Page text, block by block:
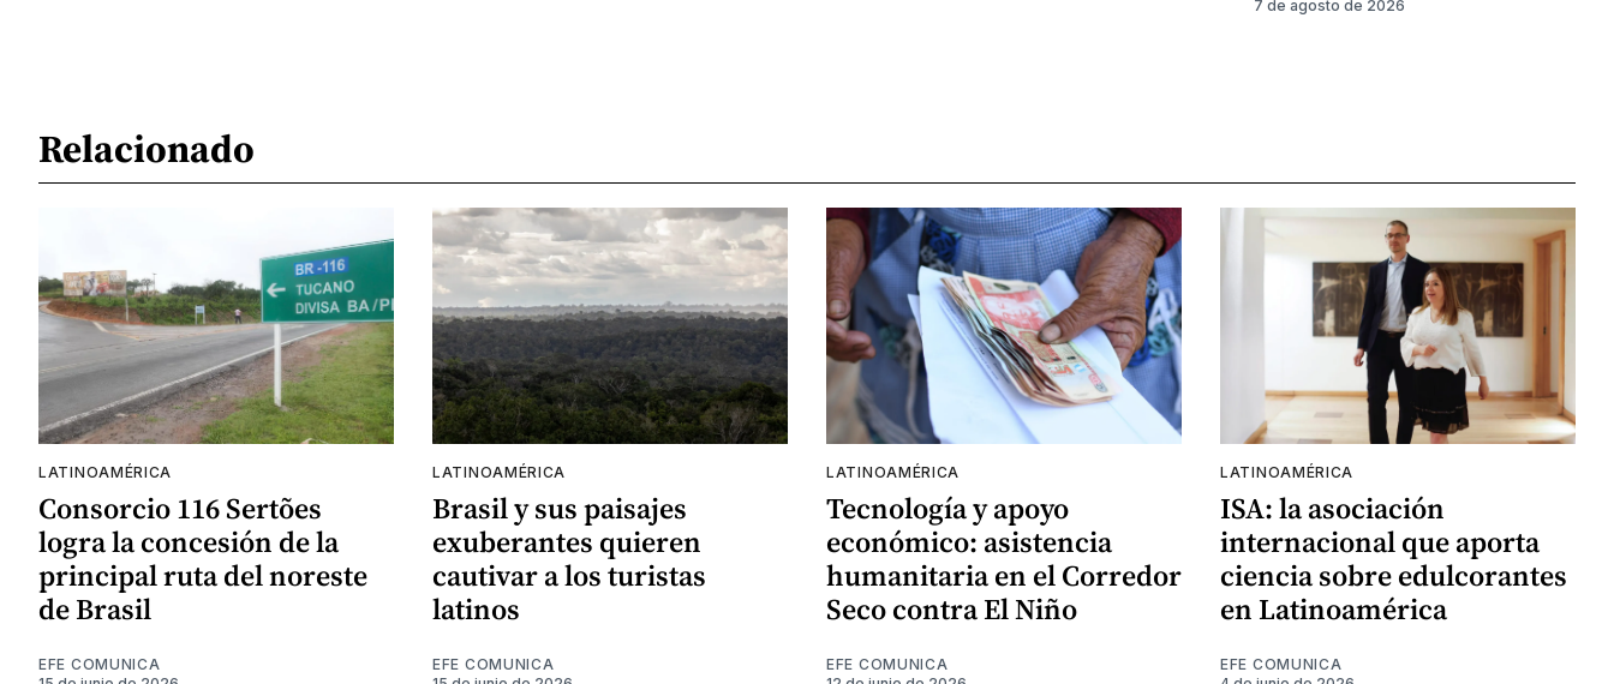
7 de agosto de 2026
Relacionado
LATINOAMÉRICA
Consorcio 116 Sertões
logra la concesión de la
principal ruta del noreste
de Brasil
EFE COMUNICA
LATINOAMÉRICA
Brasil y sus paisajes
exuberantes quieren
cautivar a los turistas
latinos
EFE COMUNICA
LATINOAMÉRICA
Tecnología y apoyo
económico: asistencia
humanitaria en el Corredor
Seco contra El Niño
EFE COMUNICA
LATINOAMÉRICA
ISA: la asociación
internacional que aporta
ciencia sobre edulcorantes
en Latinoamérica
EFE COMUNICA